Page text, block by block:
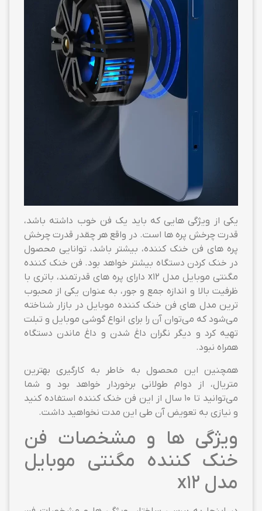
یکی از ویژگی هایی که باید یک فن خوب داشته باشد،
قدرت چرخش پره ها است. در واقع هر چقدر قدرت چرخش
پره های فن خنک کننده، بیشتر باشد، توانایی محصول
در خنک کردن دستگاه بیشتر خواهد بود. فن خنک کننده
مگنتی موبایل مدل x12 دارای پره های قدرتمند، باتری با
ظرفیت بالا و اندازه جمع و جور، به عنوان یکی از محبوب
ترین مدل های فن خنک کننده موبایل در بازار شناخته
می‌شود که می‌توان آن را برای انواع گوشی موبایل و تبلت
تهیه کرد و دیگر نگران داغ شدن و داغ ماندن دستگاه
همراه نبود.
همچنین این محصول به خاطر به کارگیری بهترین
متریال، از دوام طولانی برخوردار خواهد بود و شما
می‌توانید تا 10 سال از این فن خنک کننده استفاده کنید
و نیازی به تعویض آن طی این مدت نخواهید داشت.
ویژگی ها و مشخصات فن
خنک کننده مگنتی موبایل
مدل x12